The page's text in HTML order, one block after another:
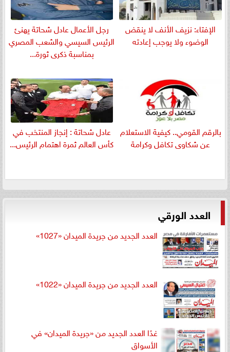
الإفتاء: نزيف الأنف لا ينقض
الوضوء ولا يوجب إعادته
رجل الأعمال عادل شحاتة يهنئ
الرئيس السيسي والشعب المصري
بمناسبة ذكرى ثورة...
بالرقم القومي.. كيفية الاستعلام
عن شكاوى تكافل وكرامة
عادل شحاتة : إنجاز المنتخب في
كأس العالم ثمرة اهتمام الرئيس...
العدد الورقي
العدد الجديد من جريدة الميدان «1027»
العدد الجديد من جريدة الميدان «1022»
غدًا العدد الجديد من «جريدة الميدان» في
الأسواق